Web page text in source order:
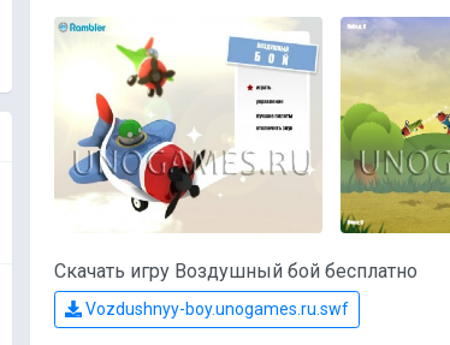
Скачать игру Воздушный бой бесплатно
Vozdushnyy-boy.unogames.ru.swf